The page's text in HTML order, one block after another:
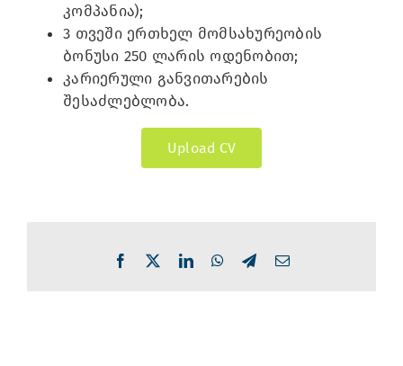
კომპანია);
3 თვეში ერთხელ მომსახურეობის
ბონუსი 250 ლარის ოდენობით;
კარიერული განვითარების
შესაძლებლობა.
Upload CV
Facebook LinkedInWhatsApp
TelegramEmail